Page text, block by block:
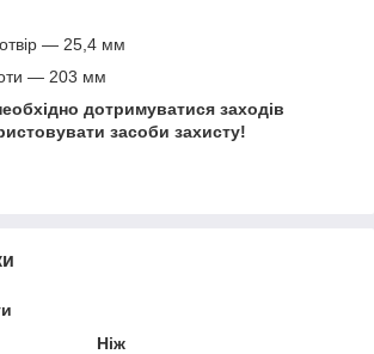
— 25,4 мм
— 203 мм
дотримуватися заходів
засоби захисту!
Ніж